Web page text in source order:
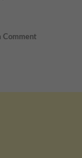
Comment